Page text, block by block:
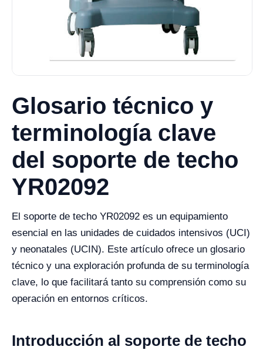
Glosario técnico y
terminología clave
del soporte de techo
YR02092
El soporte de techo YR02092 es un equipamiento
esencial en las unidades de cuidados intensivos (UCI)
y neonatales (UCIN). Este artículo ofrece un glosario
técnico y una exploración profunda de su terminología
clave, lo que facilitará tanto su comprensión como su
operación en entornos críticos.
Introducción al soporte de techo